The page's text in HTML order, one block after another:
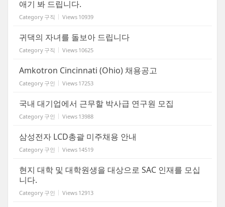
애기 봐 드립니다.
Category 구직 Views 10939
귀댁의 자녀를 돌보아 드립니다
Category 구직 Views 10625
Amkotron Cincinnati (Ohio) 채용공고
Category 구인 Views 17253
국내 대기업에서 근무할 박사급 연구원 모집
Category 구인 Views 13988
삼성전자 LCD총괄 미주채용 안내
Category 구인 Views 14519
현지 대학 및 대학원생을 대상으로 SAC 인재를 모십
니다.
Category 구인 Views 12913